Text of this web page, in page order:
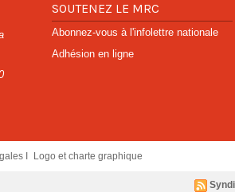
SOUTENEZ LE MRC
Abonnez-vous à l'infolettre nationale
Adhésion en ligne
I Logo et charte graphique